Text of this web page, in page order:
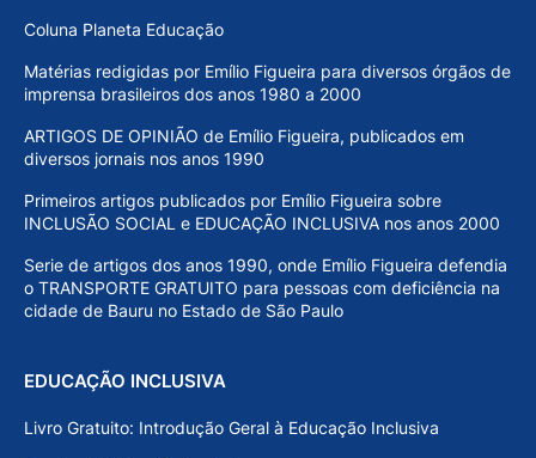
Coluna Planeta Educação
Matérias redigidas por Emílio Figueira para diversos órgãos de
imprensa brasileiros dos anos 1980 a 2000
ARTIGOS DE OPINIÃO de Emílio Figueira, publicados em
diversos jornais nos anos 1990
Primeiros artigos publicados por Emílio Figueira sobre
INCLUSÃO SOCIAL e EDUCAÇÃO INCLUSIVA nos anos 2000
Serie de artigos dos anos 1990, onde Emílio Figueira defendia
o TRANSPORTE GRATUITO para pessoas com deficiência na
cidade de Bauru no Estado de São Paulo
EDUCAÇÃO INCLUSIVA
Livro Gratuito: Introdução Geral à Educação Inclusiva